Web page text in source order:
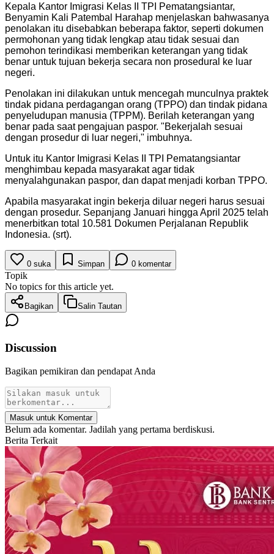
Kepala Kantor Imigrasi Kelas II TPI Pematangsiantar,
Benyamin Kali Patembal Harahap menjelaskan bahwasanya
penolakan itu disebabkan beberapa faktor, seperti dokumen
permohonan yang tidak lengkap atau tidak sesuai dan
pemohon terindikasi memberikan keterangan yang tidak
benar untuk tujuan bekerja secara non prosedural ke luar
negeri.
Penolakan ini dilakukan untuk mencegah munculnya praktek
tindak pidana perdagangan orang (TPPO) dan tindak pidana
penyeludupan manusia (TPPM). Berilah keterangan yang
benar pada saat pengajuan paspor. "Bekerjalah sesuai
dengan prosedur di luar negeri," imbuhnya.
Untuk itu Kantor Imigrasi Kelas II TPI Pematangsiantar
menghimbau kepada masyarakat agar tidak
menyalahgunakan paspor, dan dapat menjadi korban TPPO.
Apabila masyarakat ingin bekerja diluar negeri harus sesuai
dengan prosedur. Sepanjang Januari hingga April 2025 telah
menerbitkan total 10.581 Dokumen Perjalanan Republik
Indonesia. (srt).
0 suka Simpan 0 komentar
Topik
No topics for this article yet.
Bagikan Salin Tautan
Discussion
Bagikan pemikiran dan pendapat Anda
Masuk untuk Komentar
Belum ada komentar. Jadilah yang pertama berdiskusi.
Berita Terkait